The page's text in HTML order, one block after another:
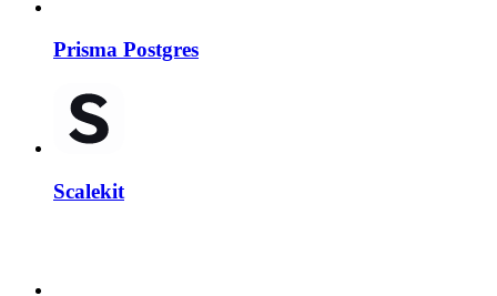
Prisma Postgres
Scalekit